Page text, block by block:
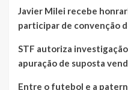
Javier Milei recebe
participar de convenção
STF autoriza
apuração de suposta
Entre o futebol e a